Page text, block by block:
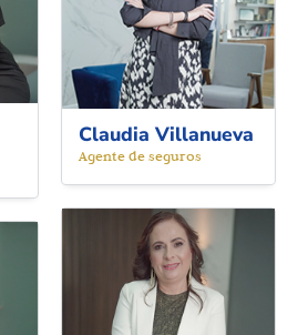
Claudia Villanueva
Agente de seguros